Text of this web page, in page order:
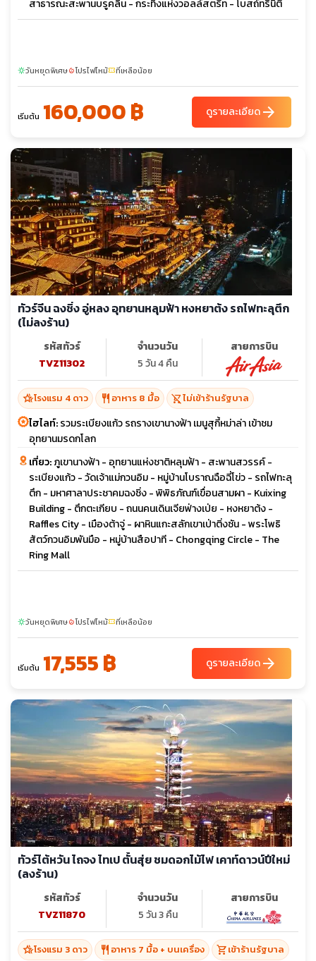
สาธารณะสะพานบรูคลิน - กระทิงแห่งวอลล์สตรีท - โบสถ์ทรินิตี้
sunnyวันหยุดพิเศษlocal_fire_departmentโปรไฟไหม้confirmation_numberที่เหลือน้อย
เริ่มต้น 160,000 ฿ ดูรายละเอียดarrow_forward
ทัวร์จีน ฉงชิ่ง อู่หลง อุทยานหลุมฟ้า หงหยาต้ง รถไฟทะลุตึก
(ไม่ลงร้าน)
รหัสทัวร์
TVZ11302
จำนวนวัน
5 วัน 4 คืน
สายการบิน
hotel_classโรงแรม 4 ดาว restaurant อาหาร 8 มื้อ shopping_cart_offไม่เข้าร้านรัฐบาล
ไฮไลท์:รวมระเบียงแก้ว รถรางเขานางฟ้า เมนูสุกี้หม่าล่า เข้าชม
อุทยานมรดกโลก
เที่ยว:ภูเขานางฟ้า - อุทยานแห่งชาติหลุมฟ้า - สะพานสวรรค์ -
ระเบียงแก้ว - วัดเจ้าแม่กวนอิม - หมู่บ้านโบราณฉือฉี่โข่ว - รถไฟทะลุ
ตึก - มหาศาลาประชาคมฉงชิ่ง - พิพิธภัณฑ์เขื่อนสามผา - Kuixing
Building - ตึกตะเกียบ - ถนนคนเดินเจียฟ่างเป่ย - หงหยาต้ง -
Raffles City - เมืองต้าจู่ - ผาหินแกะสลักเขาเป่าติ่งซัน - พระโพธิ
สัตว์กวนอิมพันมือ - หมู่บ้านสือปาที - Chongqing Circle - The
Ring Mall
sunnyวันหยุดพิเศษlocal_fire_departmentโปรไฟไหม้confirmation_numberที่เหลือน้อย
เริ่มต้น 17,555 ฿ ดูรายละเอียดarrow_forward
ทัวร์ไต้หวัน ไถจง ไทเป ตั้นสุ่ย ชมดอกไม้ไฟ เคาท์ดาวน์ปีใหม่
(ลงร้าน)
รหัสทัวร์
TVZ11870
จำนวนวัน
5 วัน 3 คืน
สายการบิน
hotel_classโรงแรม 3 ดาว restaurant อาหาร 7 มื้อ + บนเครื่อง shopping_cartเข้าร้านรัฐบาล